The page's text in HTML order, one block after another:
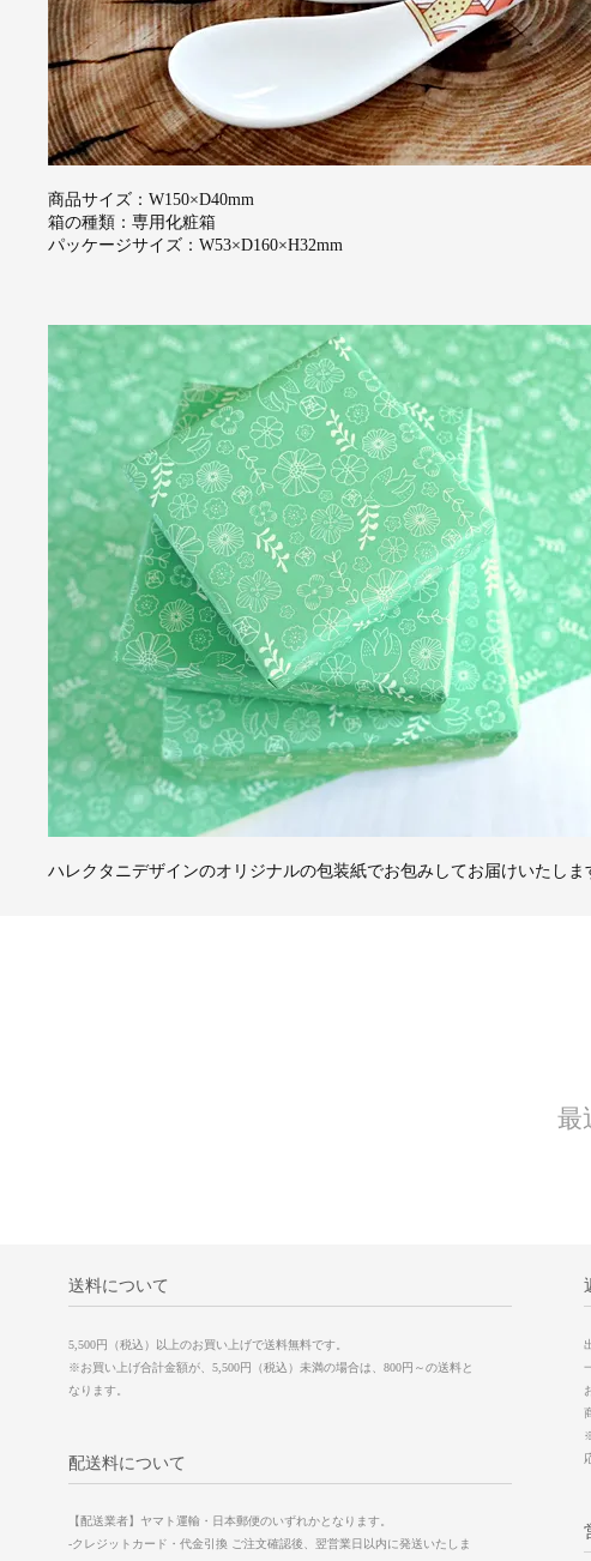
商品サイズ：W150×D40mm
箱の種類：専用化粧箱
パッケージサイズ：W53×D160×H32mm
ハレクタニデザインのオリジナルの包装紙でお包みしてお届けいたしま
最
送料について
5,500円（税込）以上のお買い上げで送料無料です。
※お買い上げ合計金額が、5,500円（税込）未満の場合は、800円～の送料と
なります。
配送料について
【配送業者】ヤマト運輸・日本郵便のいずれかとなります。
-クレジットカード・代金引換 ご注文確認後、翌営業日以内に発送いたしま